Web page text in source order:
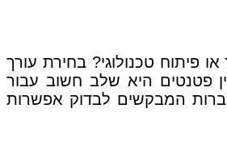
פיתוח טכנולוגי? בחירת עורך
פטנטים היא שלב חשוב עבור
המבקשים לבדוק אפשרות